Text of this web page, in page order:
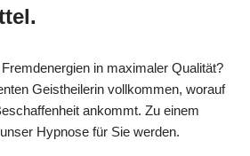
in maximaler Qualität?
Geistheilerin vollkommen, worauf
ankommt. Zu einem
Hypnose für Sie werden.